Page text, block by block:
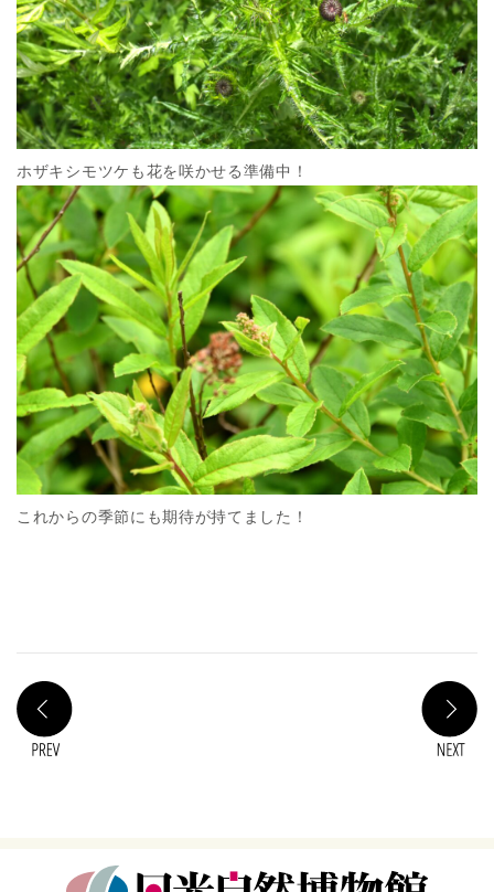
ホザキシモツケも花を咲かせる準備中！
これからの季節にも期待が持てました！